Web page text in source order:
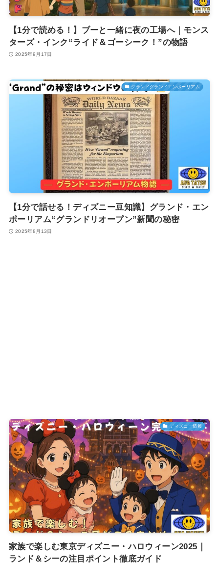
【1分で読める！】ブーと一緒に夜の工場へ｜モンス
ターズ・インク“ライド＆ゴーシーク！”の物語
2025年9月17日
グランドグランドエンポーリアム
【1分で話せる！ディズニー豆知識】グランド・エン
ポーリアム“グランドリオープン”新聞の秘密
2025年8月13日
ディズニー情報
家族で楽しむ東京ディズニー・ハロウィーン2025｜
ランド＆シーの注目ポイント徹底ガイド